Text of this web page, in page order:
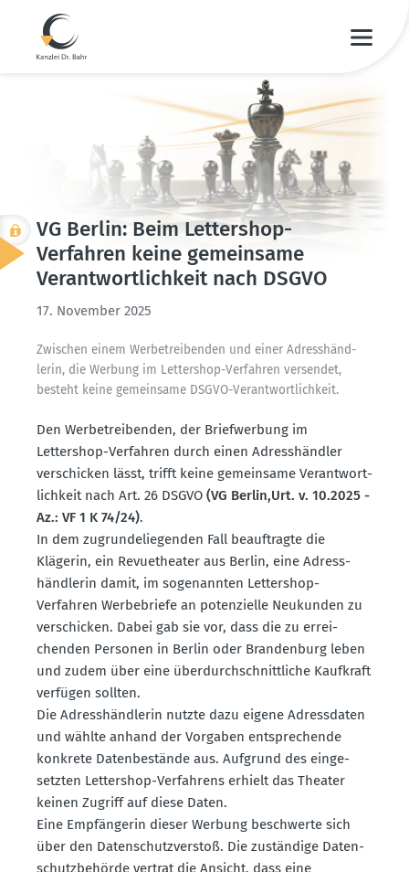
VG Berlin: Beim Lettershop-
Verfahren keine gemeinsame
Verant­wort­lichkeit nach DSGVO
17. November 2025
Zwischen einem Werbe­trei­benden und einer Adress­händ­
lerin, die Werbung im Lettershop-Verfahren versendet,
besteht keine gemeinsame DSGVO-Verant­wort­lichkeit.
Den Werbe­trei­benden, der Brief­werbung im
Lettershop-Verfahren durch einen Adress­händler
verschicken lässt, trifft keine gemeinsame Verant­wort­
lichkeit nach Art. 26 DSGVO (VG Berlin,Urt. v. 10.2025 -
Az.: VF 1 K 74/24).
In dem zugrun­de­lie­genden Fall beauf­tragte die
Klägerin, ein Revue­theater aus Berlin, eine Adress­
händ­lerin damit, im sogenannten Lettershop-
Verfahren Werbe­briefe an poten­zielle Neukunden zu
verschicken. Dabei gab sie vor, dass die zu errei­
chenden Personen in Berlin oder Brandenburg leben
und zudem über eine überdurch­schnitt­liche Kaufkraft
verfügen sollten.
Die Adress­händ­lerin nutzte dazu eigene Adress­daten
und wählte anhand der Vorgaben entspre­chende
konkrete Daten­be­stände aus. Aufgrund des einge­
setzten Lettershop-Verfahrens erhielt das Theater
keinen Zugriff auf diese Daten.
Eine Empfän­gerin dieser Werbung beschwerte sich
über den Daten­schutz­verstoß. Die zuständige Daten­
schutz­be­hörde vertrat die Ansicht, dass eine